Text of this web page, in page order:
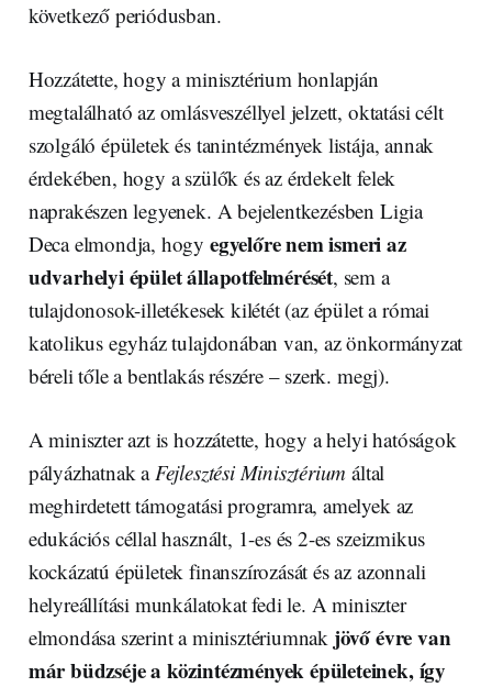
következő periódusban.
Hozzátette, hogy a minisztérium honlapján
megtalálható az omlásveszéllyel jelzett, oktatási célt
szolgáló épületek és tanintézmények listája, annak
érdekében, hogy a szülők és az érdekelt felek
naprakészen legyenek. A bejelentkezésben Ligia
Deca elmondja, hogy egyelőre nem ismeri az
udvarhelyi épület állapotfelmérését, sem a
tulajdonosok-illetékesek kilétét (az épület a római
katolikus egyház tulajdonában van, az önkormányzat
béreli tőle a bentlakás részére – szerk. megj).
A miniszter azt is hozzátette, hogy a helyi hatóságok
pályázhatnak aFejlesztési Minisztérium által
meghirdetett támogatási programra, amelyek az
edukációs céllal használt, 1-es és 2-es szeizmikus
kockázatú épületek finanszírozását és az azonnali
helyreállítási munkálatokat fedi le. A miniszter
elmondása szerint a minisztériumnak jövő évre van
már büdzséje a közintézmények épületeinek, így